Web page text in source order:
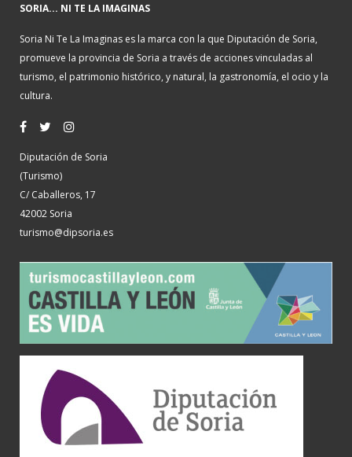
SORIA... NI TE LA IMAGINAS
Soria Ni Te La Imaginas es la marca con la que Diputación de Soria,
promueve la provincia de Soria a través de acciones vinculadas al
turismo, el patrimonio histórico, y natural, la gastronomía, el ocio y la
cultura.
Diputación de Soria
(Turismo)
C/ Caballeros, 17
42002 Soria
turismo@dipsoria.es